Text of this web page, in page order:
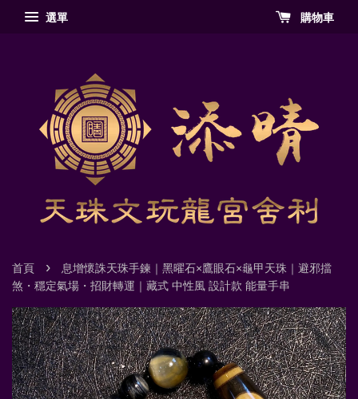
選單 購物車
首頁 ›
息增懷誅天珠手鍊｜黑曜石×鷹眼石×龜甲天珠｜避邪擋
煞・穩定氣場・招財轉運｜藏式 中性風 設計款 能量手串